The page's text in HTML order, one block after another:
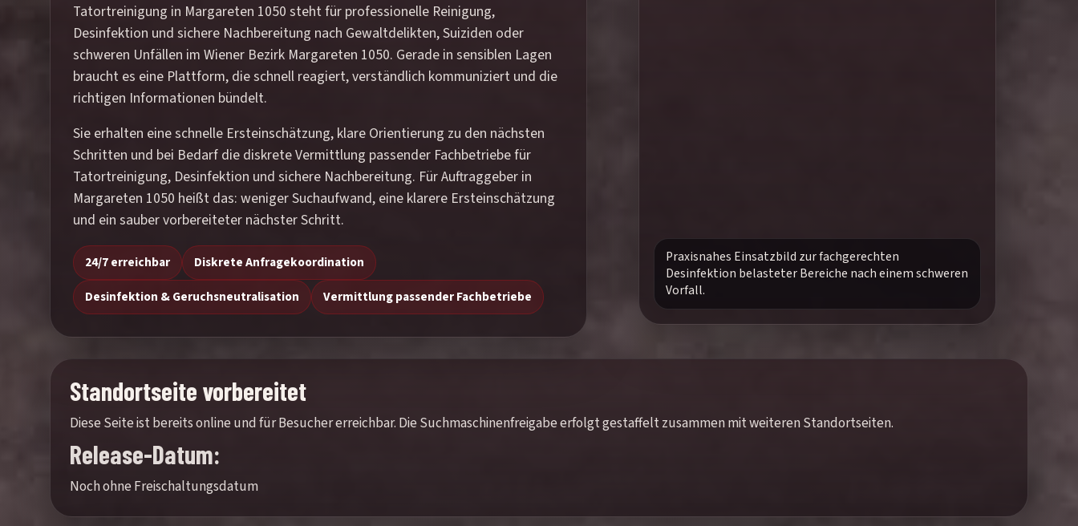
Tatortreinigung in Margareten 1050 steht für professionelle Reinigung,
Desinfektion und sichere Nachbereitung nach Gewaltdelikten, Suiziden oder
schweren Unfällen im Wiener Bezirk Margareten 1050. Gerade in sensiblen Lagen
braucht es eine Plattform, die schnell reagiert, verständlich kommuniziert und die
richtigen Informationen bündelt.
Sie erhalten eine schnelle Ersteinschätzung, klare Orientierung zu den nächsten
Schritten und bei Bedarf die diskrete Vermittlung passender Fachbetriebe für
Tatortreinigung, Desinfektion und sichere Nachbereitung. Für Auftraggeber in
Margareten 1050 heißt das: weniger Suchaufwand, eine klarere Ersteinschätzung
und ein sauber vorbereiteter nächster Schritt.
24/7 erreichbar
Diskrete Anfragekoordination
Desinfektion & Geruchsneutralisation
Vermittlung passender Fachbetriebe
Praxisnahes Einsatzbild zur fachgerechten
Desinfektion belasteter Bereiche nach einem schweren
Vorfall.
Standortseite vorbereitet
Diese Seite ist bereits online und für Besucher erreichbar. Die Suchmaschinenfreigabe erfolgt gestaffelt zusammen mit weiteren Standortseiten.
Release-Datum:
Noch ohne Freischaltungsdatum